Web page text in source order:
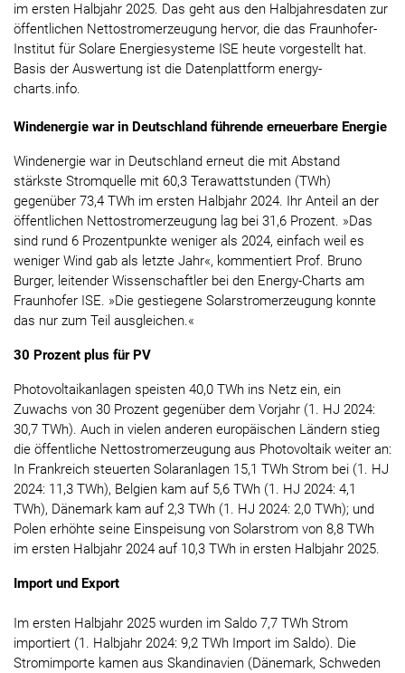
im ersten Halbjahr 2025. Das geht aus den Halbjahresdaten zur
öffentlichen Nettostromerzeugung hervor, die das Fraunhofer-
Institut für Solare Energiesysteme ISE heute vorgestellt hat.
Basis der Auswertung ist die Datenplattform energy-
charts.info.
Windenergie war in Deutschland führende erneuerbare Energie
Windenergie war in Deutschland erneut die mit Abstand
stärkste Stromquelle mit 60,3 Terawattstunden (TWh)
gegenüber 73,4 TWh im ersten Halbjahr 2024. Ihr Anteil an der
öffentlichen Nettostromerzeugung lag bei 31,6 Prozent. »Das
sind rund 6 Prozentpunkte weniger als 2024, einfach weil es
weniger Wind gab als letzte Jahr«, kommentiert Prof. Bruno
Burger, leitender Wissenschaftler bei den Energy-Charts am
Fraunhofer ISE. »Die gestiegene Solarstromerzeugung konnte
das nur zum Teil ausgleichen.«
30 Prozent plus für PV
Photovoltaikanlagen speisten 40,0 TWh ins Netz ein, ein
Zuwachs von 30 Prozent gegenüber dem Vorjahr (1. HJ 2024:
30,7 TWh). Auch in vielen anderen europäischen Ländern stieg
die öffentliche Nettostromerzeugung aus Photovoltaik weiter an:
In Frankreich steuerten Solaranlagen 15,1 TWh Strom bei (1. HJ
2024: 11,3 TWh), Belgien kam auf 5,6 TWh (1. HJ 2024: 4,1
TWh), Dänemark kam auf 2,3 TWh (1. HJ 2024: 2,0 TWh); und
Polen erhöhte seine Einspeisung von Solarstrom von 8,8 TWh
im ersten Halbjahr 2024 auf 10,3 TWh in ersten Halbjahr 2025.
Import und Export
Im ersten Halbjahr 2025 wurden im Saldo 7,7 TWh Strom
importiert (1. Halbjahr 2024: 9,2 TWh Import im Saldo). Die
Stromimporte kamen aus Skandinavien (Dänemark, Schweden